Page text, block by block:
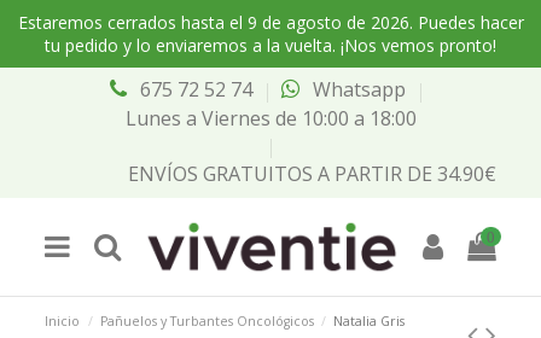
Estaremos cerrados hasta el 9 de agosto de 2026. Puedes hacer
tu pedido y lo enviaremos a la vuelta. ¡Nos vemos pronto!
675 72 52 74
Whatsapp
Lunes a Viernes de 10:00 a 18:00
ENVÍOS GRATUITOS A PARTIR DE 34.90€
0
Inicio Pañuelos y Turbantes Oncológicos
Natalia Gris